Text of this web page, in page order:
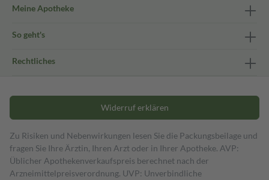
Meine Apotheke
So geht's
Rechtliches
Widerruf erklären
Zu Risiken und Nebenwirkungen lesen Sie die Packungsbeilage und
fragen Sie Ihre Ärztin, Ihren Arzt oder in Ihrer Apotheke. AVP:
Üblicher Apothekenverkaufspreis berechnet nach der
Arzneimittelpreisverordnung. UVP: Unverbindliche